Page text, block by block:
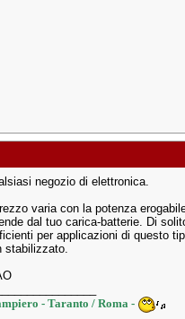
negozio di elettronica.
varia con la potenza
dal tuo carica-batterie. Di
per applicazioni di questo
stabilizzato.
- Taranto / Roma -